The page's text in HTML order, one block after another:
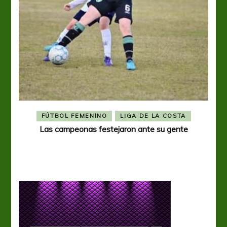
FÚTBOL FEMENINO LIGA DE LA COSTA
Las campeonas festejaron ante su gente